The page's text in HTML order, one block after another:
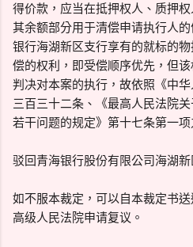
得价款，应当在抵押权人、质押
其余额部分用于清偿申请执行人
银行海湖新区支行享有的就标的
偿的权利，即受偿顺序优先，但
判决对本案的执行，故依照《中
三百三十二条、《最高人民法院
若干问题的规定》第十七条第一
驳回青海银行股份有限公司海湖
如不服本裁定，可以自本裁定书
高级人民法院申请复议。